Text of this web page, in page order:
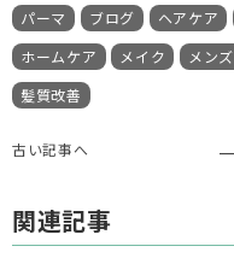
パーマ
ブログ ヘアケア
ホームケア
メイク メン
髪質改善
古い記事へ
関連記事